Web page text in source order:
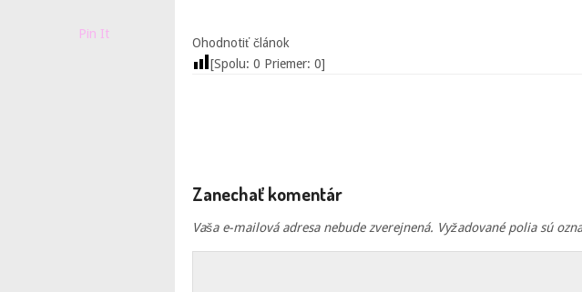
Ohodnotiť článok
[Spolu:0 Priemer:0]
Pin It
Zanechať komentár
Vaša e-mailová adresa nebude zverejnená. Vyžadované polia sú